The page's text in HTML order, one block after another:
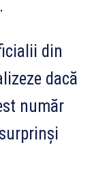
din
dacă
număr